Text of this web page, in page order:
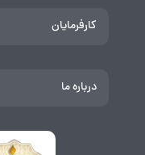
کارفرمایان
درباره ما